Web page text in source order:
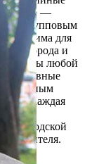
—
по групповым
зима для
Новгорода и
любой
народным
Каждая
это